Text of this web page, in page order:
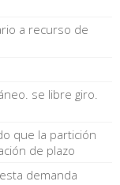
a recurso de
se libre giro.
que la partición
de plazo
demanda